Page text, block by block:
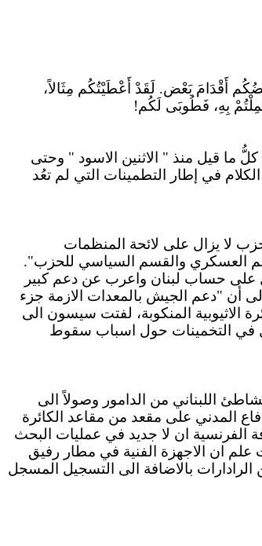
أَقْدَامَ بَعْض. لَقَدْ أَعْطَيْتُكُم مِثَالاً،
بِهِ، فَطُوبَى لَكُم!
ما قيل منذ " الاثنين الاسود " وحتى
في إطار التطمينات التي لم تعُد
الحزب لا يزال على لائحة المنظمات
العسكري والقسم السياسي للحزب".
على حساب لبنان واعرب عن دعم كبير
أن "دعم الجيش بالمعدات الازمة جزء
الاثيوبية المنكوبة، لفتت سيسون الى
في التخمينات حول اسباب سقوط
اللبناني من الدامور وصولاً الى
المدني على مقعد من مقاعد الكائرة
ان لا جديد في عمليات البحث
علم ان الاجهزة الفنية في مطار رفيق
الرادارات بالاضافة الى التسجيل المسجل